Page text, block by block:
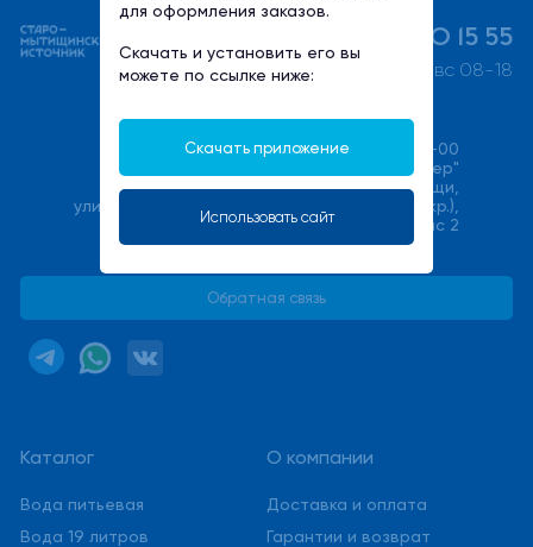
Каталог
Вода питьевая
Вода 19 литров
О компании
Доставка и оплата
Гарантии и возврат
+7 (495) 730 15 55
пн-пт 08-21, сб-вс 08-18
+7(495) 540-00-00
ООО "Халмер"
141033, Московская область, г. Мытищи,
улица Фабричная (Поселок Пироговский мкр.),
стр. 17В, офис 2
Обратная связь
для оформления заказов.
Скачать и установить его вы
можете по ссылке ниже:
Скачать приложение
Использовать сайт